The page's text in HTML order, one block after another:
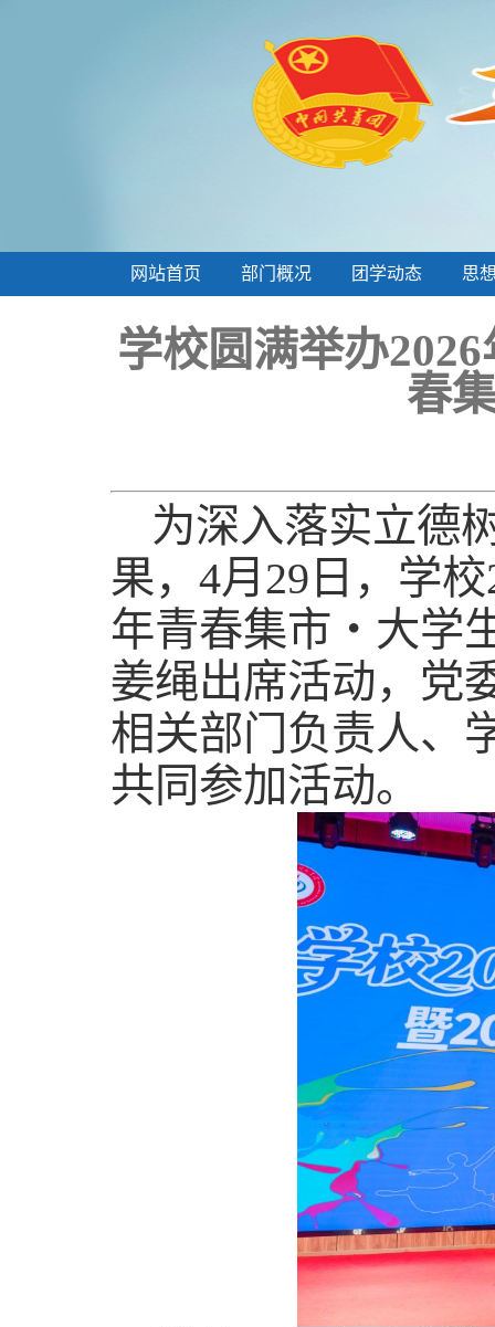
网站首页 部门概况 团学动态 思
学校圆满举办
春
为深入落实立德
果，4月29日，学
年青春集市・大学
姜绳出席活动，党
相关部门负责人、
共同参加活动。